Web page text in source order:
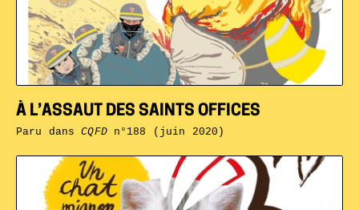
À L’ASSAUT DES SAINTS OFFICES
Paru dansCQFDn°188 (juin 2020)